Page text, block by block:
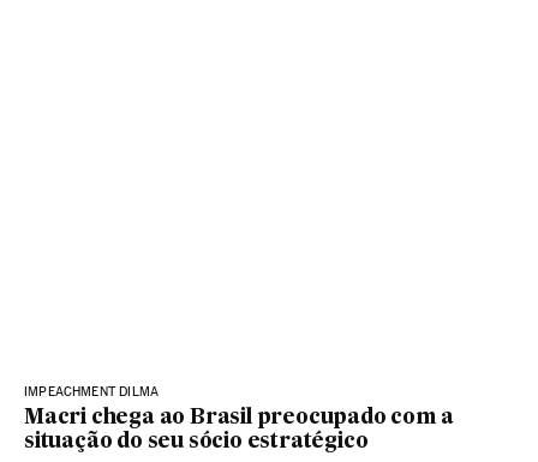
IMPEACHMENT DILMA
Macri chega ao Brasil preocupado com a
situação do seu sócio estratégico